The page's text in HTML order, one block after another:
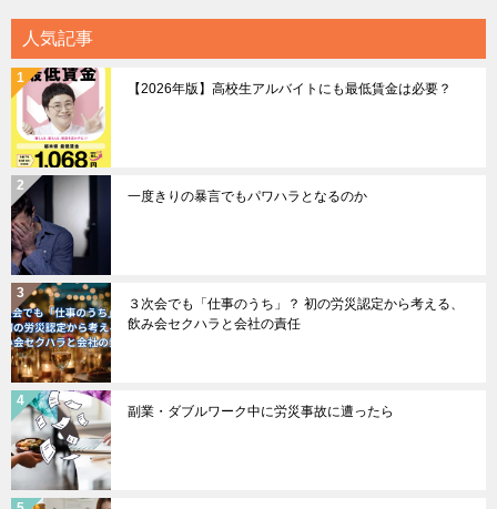
人気記事
【2026年版】高校生アルバイトにも最低賃金は必要？
一度きりの暴言でもパワハラとなるのか
３次会でも「仕事のうち」？ 初の労災認定から考える、
飲み会セクハラと会社の責任
副業・ダブルワーク中に労災事故に遭ったら